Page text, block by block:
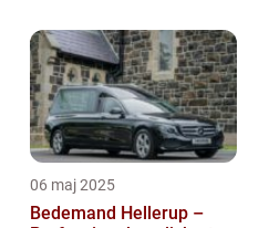
06 maj 2025
Bedemand Hellerup –